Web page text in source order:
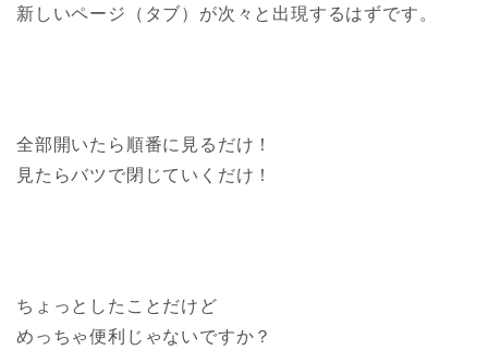
新しいページ（タブ）が次々と出現するはずです。
全部開いたら順番に見るだけ！
見たらバツで閉じていくだけ！
ちょっとしたことだけど
めっちゃ便利じゃないですか？